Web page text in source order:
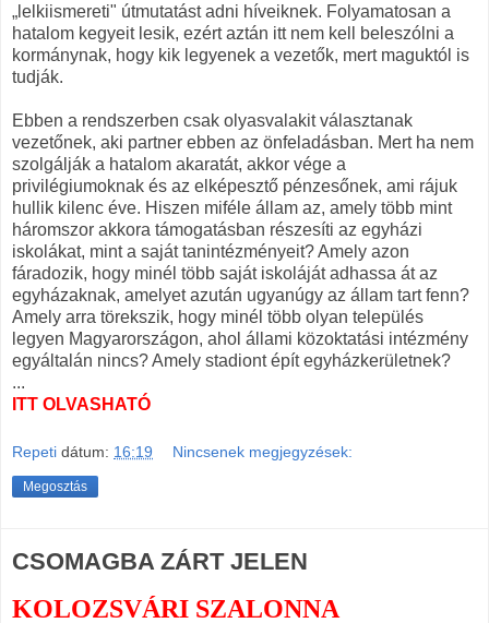
„lelkiismereti" útmutatást adni híveiknek. Folyamatosan a
hatalom kegyeit lesik, ezért aztán itt nem kell beleszólni a
kormánynak, hogy kik legyenek a vezetők, mert maguktól is
tudják.
Ebben a rendszerben csak olyasvalakit választanak
vezetőnek, aki partner ebben az önfeladásban. Mert ha nem
szolgálják a hatalom akaratát, akkor vége a
privilégiumoknak és az elképesztő pénzesőnek, ami rájuk
hullik kilenc éve. Hiszen miféle állam az, amely több mint
háromszor akkora támogatásban részesíti az egyházi
iskolákat, mint a saját tanintézményeit? Amely azon
fáradozik, hogy minél több saját iskoláját adhassa át az
egyházaknak, amelyet azután ugyanúgy az állam tart fenn?
Amely arra törekszik, hogy minél több olyan település
legyen Magyarországon, ahol állami közoktatási intézmény
egyáltalán nincs? Amely stadiont épít egyházkerületnek?
...
ITT OLVASHATÓ
Repeti dátum: 16:19 Nincsenek megjegyzések:
Megosztás
CSOMAGBA ZÁRT JELEN
KOLOZSVÁRI SZALONNA